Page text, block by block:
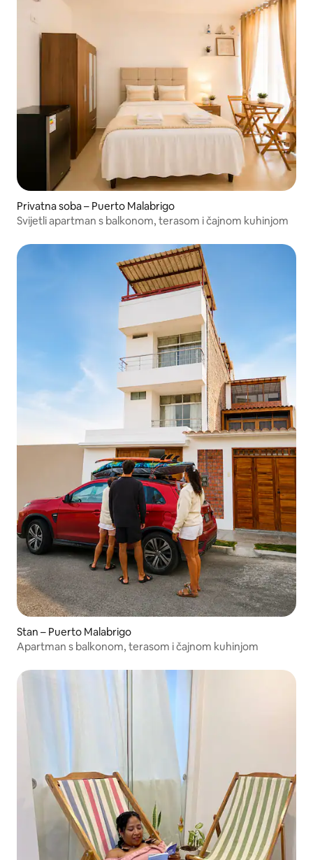
Privatna soba – Puerto Malabrigo
Svijetli apartman s balkonom, terasom i čajnom kuhinjom
Stan – Puerto Malabrigo
Apartman s balkonom, terasom i čajnom kuhinjom